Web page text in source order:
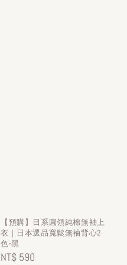
【預購】日系圓領純棉無袖上
衣｜日本選品寬鬆無袖背心2
色-黑
Regular
NT$ 590